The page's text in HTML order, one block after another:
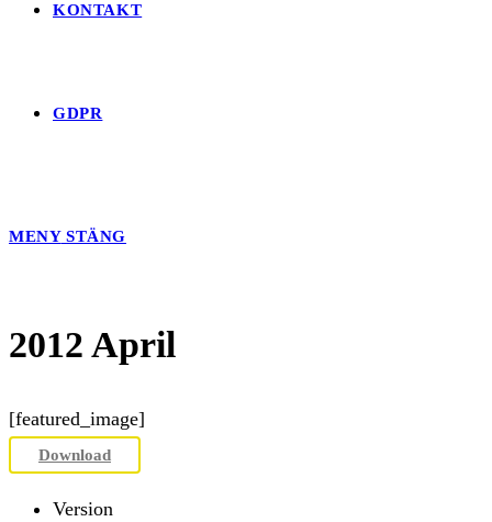
KONTAKT
GDPR
MENY STÄNG
2012 April
[featured_image]
Download
Version